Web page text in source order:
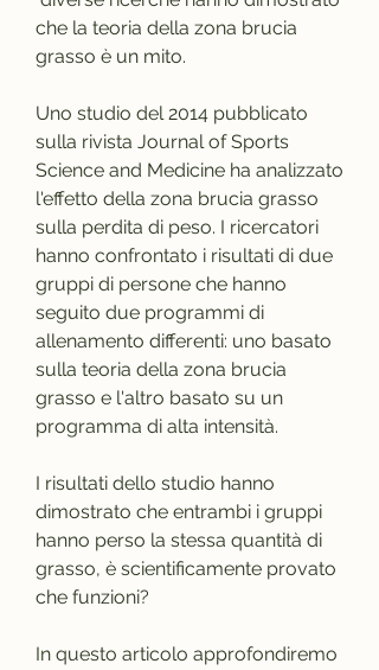
che la teoria della zona brucia
grasso è un mito.
Uno studio del 2014 pubblicato
sulla rivista Journal of Sports
Science and Medicine ha analizzato
l'effetto della zona brucia grasso
sulla perdita di peso. I ricercatori
hanno confrontato i risultati di due
gruppi di persone che hanno
seguito due programmi di
allenamento differenti: uno basato
sulla teoria della zona brucia
grasso e l'altro basato su un
programma di alta intensità.
I risultati dello studio hanno
dimostrato che entrambi i gruppi
hanno perso la stessa quantità di
grasso, è scientificamente provato
che funzioni?
In questo articolo approfondiremo